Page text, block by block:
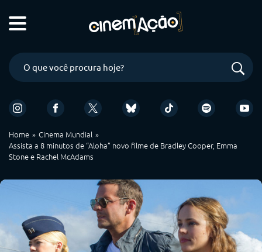
Home
Cinema Mundial
Assista a 8 minutos de “Aloha” novo filme de Bradley Cooper, Emma
Stone e Rachel McAdams